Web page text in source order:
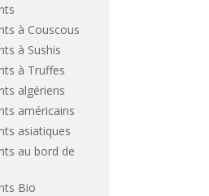
à Couscous
à Sushis
à Truffes
algériens
américains
asiatiques
au bord de
Bio